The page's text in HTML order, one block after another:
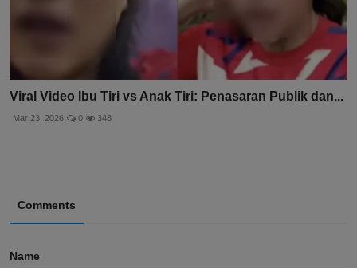
Viral Video Ibu Tiri vs Anak Tiri: Penasaran Publik dan...
Mar 23, 2026 0 348
Comments
Name